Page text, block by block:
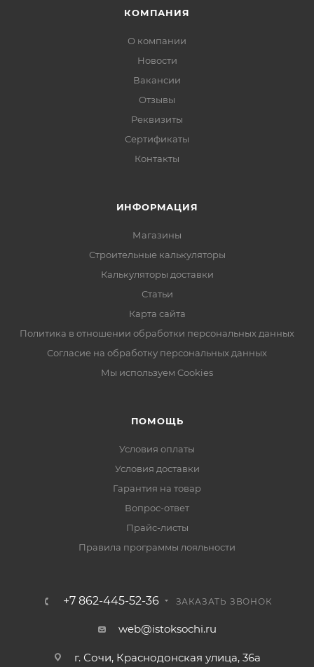
КОМПАНИЯ
О компании
Новости
Вакансии
Отзывы
Реквизиты
Сертификаты
Контакты
ИНФОРМАЦИЯ
Магазины
Строительные калькуляторы
Калькуляторы доставки
Статьи
Карта сайта
Политика в отношении обработки персональных данных
Согласие на обработку персональных данных
Мы используем Cookies
ПОМОЩЬ
Условия оплаты
Условия доставки
Гарантия на товар
Вопрос-ответ
Прайс-листы
Правила программы лояльности
+7 862-445-52-36 ЗАКАЗАТЬ ЗВОНОК
web@istoksochi.ru
г. Сочи, Краснодонская улица, 36а